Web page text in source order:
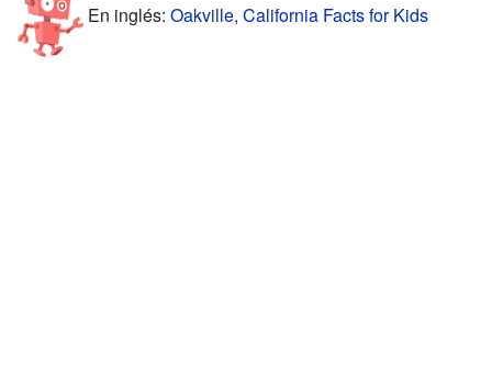
En inglés: Oakville, California Facts for Kids